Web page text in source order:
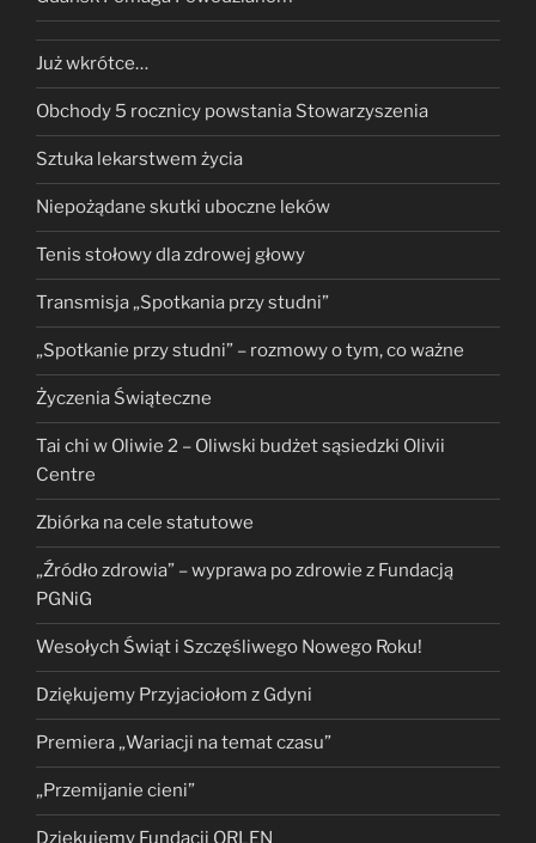
Już wkrótce…
Obchody 5 rocznicy powstania Stowarzyszenia
Sztuka lekarstwem życia
Niepożądane skutki uboczne leków
Tenis stołowy dla zdrowej głowy
Transmisja „Spotkania przy studni”
„Spotkanie przy studni” – rozmowy o tym, co ważne
Życzenia Świąteczne
Tai chi w Oliwie 2 – Oliwski budżet sąsiedzki Olivii
Centre
Zbiórka na cele statutowe
„Źródło zdrowia” – wyprawa po zdrowie z Fundacją
PGNiG
Wesołych Świąt i Szczęśliwego Nowego Roku!
Dziękujemy Przyjaciołom z Gdyni
Premiera „Wariacji na temat czasu”
„Przemijanie cieni”
Dziękujemy Fundacji ORLEN